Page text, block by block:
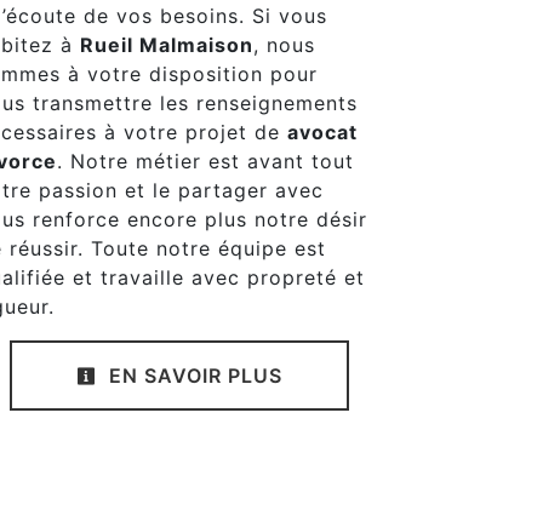
de vos besoins. Si vous
à Rueil Malmaison, nous
à votre disposition pour
transmettre les renseignements
à votre projet de avocat
. Notre métier est avant tout
passion et le partager avec
renforce encore plus notre désir
réussir. Toute notre équipe est
et travaille avec propreté et
EN SAVOIR PLUS